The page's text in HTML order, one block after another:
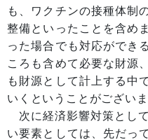
も、ワクチンの接種体制
整備といったことを含め
った場合でも対応ができ
ころも含めて必要な財源
も財源として計上する中
いくということがござい
次に経済影響対策とし
い要素としては、先だっ